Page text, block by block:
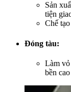
Sản
tiện
Chế
Đóng tàu:
Làm vỏ
bền